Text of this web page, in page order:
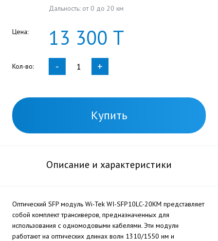
Дальность: от 0 до 20 км
Цена: 13 300 Т
Кол-во: - +
Купить
Описание и характеристики
Оптический SFP модуль Wi-Tek WI-SFP10LC-20KM представляет
собой комплект трансиверов, предназначенных для
использования с одномодовыми кабелями. Эти модули
работают на оптических длинах волн 1310/1550 нм и